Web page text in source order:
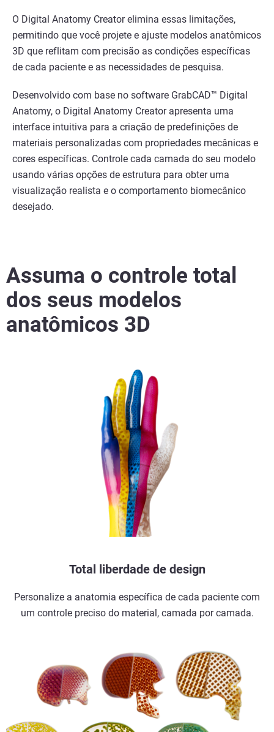
O Digital Anatomy Creator elimina essas limitações,
permitindo que você projete e ajuste modelos anatômicos
3D que reflitam com precisão as condições específicas
de cada paciente e as necessidades de pesquisa.
Desenvolvido com base no software GrabCAD™ Digital
Anatomy, o Digital Anatomy Creator apresenta uma
interface intuitiva para a criação de predefinições de
materiais personalizadas com propriedades mecânicas e
cores específicas. Controle cada camada do seu modelo
usando várias opções de estrutura para obter uma
visualização realista e o comportamento biomecânico
desejado.
Assuma o controle total
dos seus modelos
anatômicos 3D
Total liberdade de design
Personalize a anatomia específica de cada paciente com
um controle preciso do material, camada por camada.